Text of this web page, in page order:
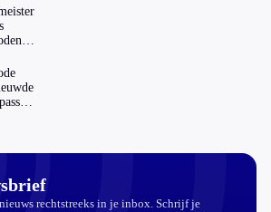
in
rechtstreeks in je inbox. Schrijf je